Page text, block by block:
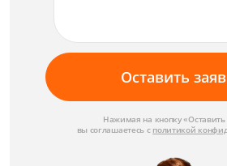
Оставить
Нажимая на кнопку «Оставить
вы соглашаетесь с политикой